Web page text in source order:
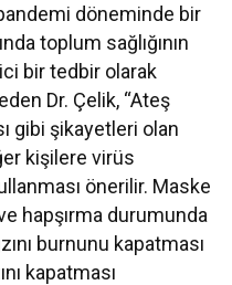
döneminde bir
toplum sağlığının
bir tedbir olarak
Dr. Çelik, “Ateş
gibi şikayetleri olan
kişilere virüs
önerilir. Maske
hapşırma durumunda
burnunu kapatması
kapatması